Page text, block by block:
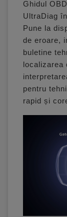
Ghidul
UltraDiag
Pune la
de eroare,
buletine
localizarea
pentru
rapid și